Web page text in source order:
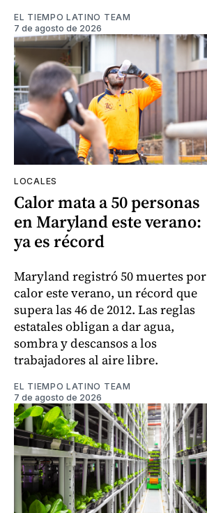
EL TIEMPO LATINO TEAM
7 de agosto de 2026
LOCALES
Calor mata a 50 personas
en Maryland este verano:
ya es récord
Maryland registró 50 muertes por
calor este verano, un récord que
supera las 46 de 2012. Las reglas
estatales obligan a dar agua,
sombra y descansos a los
trabajadores al aire libre.
EL TIEMPO LATINO TEAM
7 de agosto de 2026